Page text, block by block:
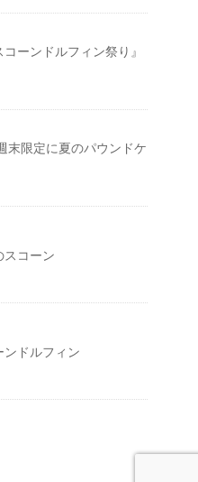
コーンドルフィン祭り』
末限定に夏のパウンドケ
スコーン
ンドルフィン